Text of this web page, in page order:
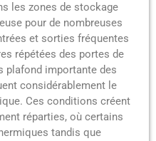
les zones de stockage
pour de nombreuses
et sorties fréquentes
répétées des portes de
plafond importante des
considérablement le
Ces conditions créent
réparties, où certains
tandis que